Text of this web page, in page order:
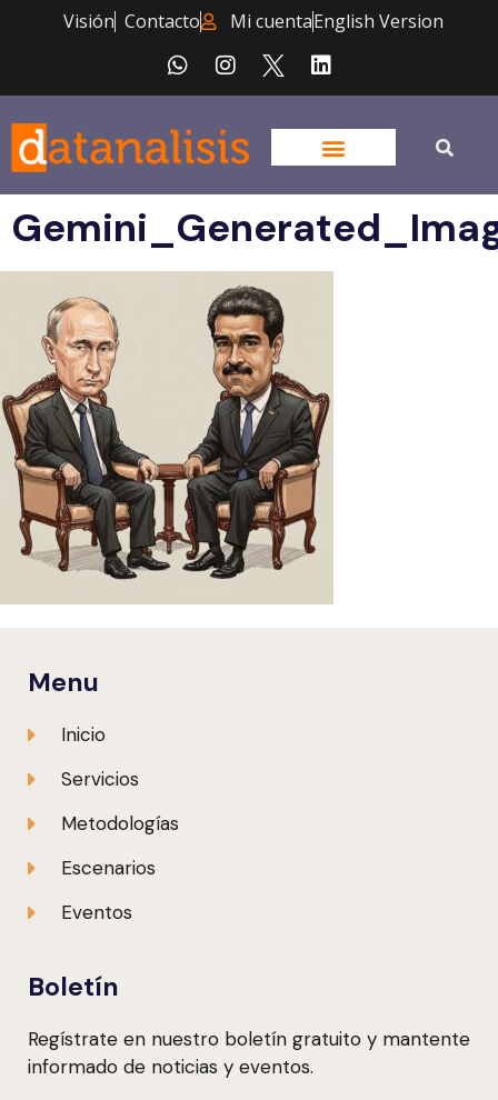
Visión Contacto Mi cuentaEnglish Version
Menu
Inicio
Servicios
Metodologías
Escenarios
Eventos
Boletín
Regístrate en nuestro boletín gratuito y mantente
informado de noticias y eventos.